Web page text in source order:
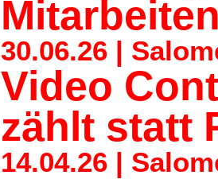
30.06.26 |
Video
zählt statt
14.04.26 |